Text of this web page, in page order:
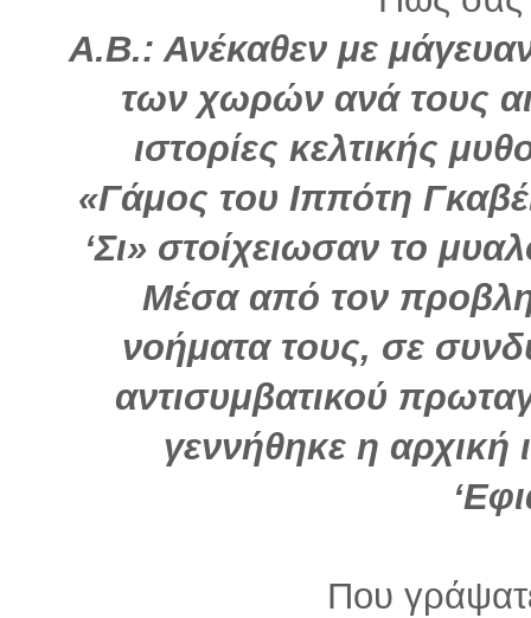
Α.Β.: Ανέκαθεν με
των χωρών ανά τους
ιστορίες κελτικής
«Γάμος του Ιππότη
‘Σι» στοίχειωσαν το
Μέσα από τον
νοήματα τους, σε
αντισυμβατικού
γεννήθηκε η αρχική
Που